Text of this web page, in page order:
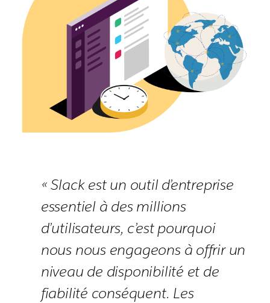
« Slack est un outil d’entreprise
essentiel à des millions
d’utilisateurs, c’est pourquoi
nous nous engageons à offrir un
niveau de disponibilité et de
fiabilité conséquent. Les